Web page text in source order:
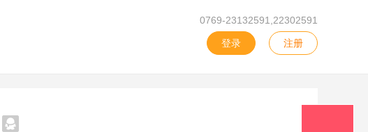
0769-23132591,22302591
登录 注册